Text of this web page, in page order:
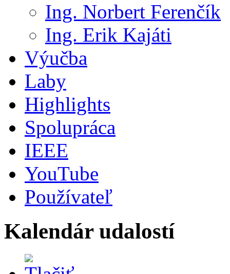
Ing. Norbert Ferenčík
Ing. Erik Kajáti
Výučba
Laby
Highlights
Spolupráca
IEEE
YouTube
Používateľ
Kalendár udalostí